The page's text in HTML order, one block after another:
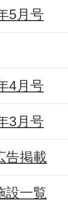
5月号
4月号
3月号
告掲載
設一覧